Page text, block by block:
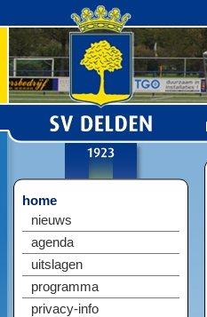
home
nieuws
agenda
uitslagen
programma
privacy-info